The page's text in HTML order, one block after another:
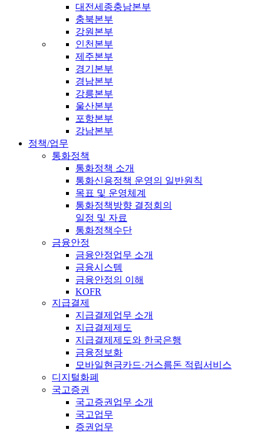
대전세종충남본부
충북본부
강원본부
인천본부
제주본부
경기본부
경남본부
강릉본부
울산본부
포항본부
강남본부
정책/업무
통화정책
통화정책 소개
통화신용정책 운영의 일반원칙
목표 및 운영체계
통화정책방향 결정회의
일정 및 자료
통화정책수단
금융안정
금융안정업무 소개
금융시스템
금융안정의 이해
KOFR
지급결제
지급결제업무 소개
지급결제제도
지급결제제도와 한국은행
금융정보화
모바일현금카드·거스름돈 적립서비스
디지털화폐
국고증권
국고증권업무 소개
국고업무
증권업무